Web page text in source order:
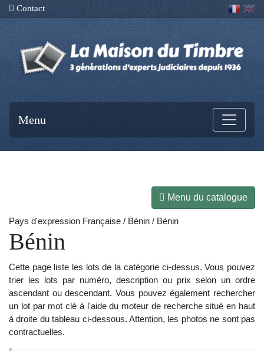
Contact
Menu
Menu du catalogue
Pays d'expression Française / Bénin / Bénin
Bénin
Cette page liste les lots de la catégorie ci-dessus. Vous pouvez
trier les lots par numéro, description ou prix selon un ordre
ascendant ou descendant. Vous pouvez également rechercher
un lot par mot clé à l'aide du moteur de recherche situé en haut
à droite du tableau ci-dessous. Attention, les photos ne sont pas
contractuelles.